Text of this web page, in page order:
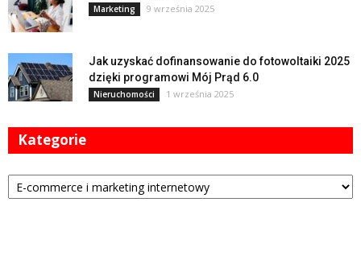
Marketing 9 września 2025
Jak uzyskać dofinansowanie do fotowoltaiki 2025
dzięki programowi Mój Prąd 6.0
Nieruchomości 1 września 2025
Kategorie
Kategorie